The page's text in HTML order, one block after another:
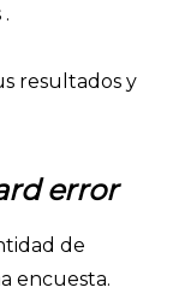
resultados y
error
de
encuesta.